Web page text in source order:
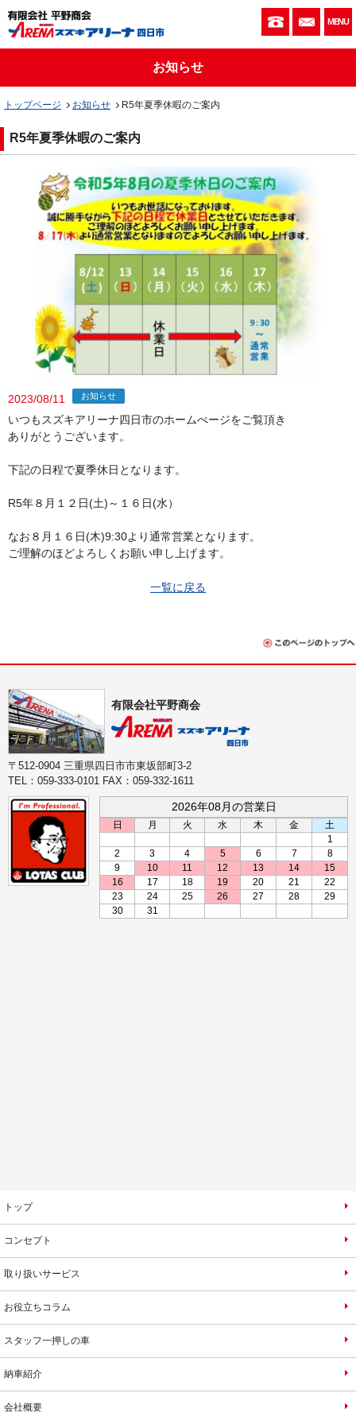
059-333-お問
MENU
お知らせ
トップページ お知らせ R5年夏季休暇のご案内
R5年夏季休暇のご案内
2023/08/11 お知らせ
いつもスズキアリーナ四日市のホームぺージをご覧頂き
ありがとうございます。
下記の日程で夏季休日となります。
R5年８月１２日(土)～１６日(水）
なお８月１６日(木)9:30より通常営業となります。
ご理解のほどよろしくお願い申し上げます。
一覧に戻る
有限会社平野商会
〒512-0904 三重県四日市市東坂部町3-2
TEL：059-333-0101 FAX：059-332-1611
2026年08月の営業日
日 月 火 水 木 金
土
1
2
3 4 5 6 7
8
9
10 11 12 13 14
15
16
17 18 19 20 21
22
23
24 25 26 27 28
29
30
31
トップ
コンセプト
取り扱いサービス
お役立ちコラム
スタッフ一押しの車
納車紹介
会社概要